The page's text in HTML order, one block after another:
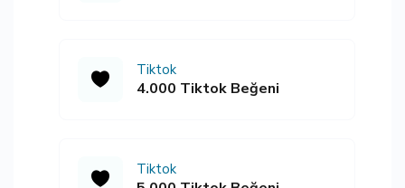
Tiktok
4.000 Tiktok Beğeni
Tiktok